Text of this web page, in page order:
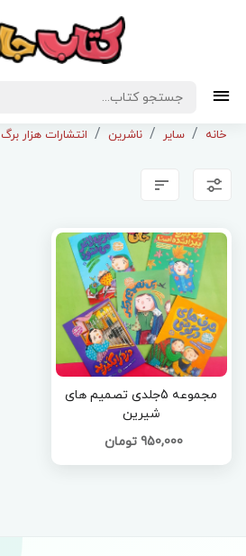
خانه سایر ناشرین انتشارات هزار برگ
مجموعه 5جلدی تصمیم های
شیرین
950,000 تومان